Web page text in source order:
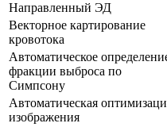
Направленный ЭД
Векторное картирование
кровотока
Автоматическое
фракции выброса по
Симпсону
Автоматическая
изображения